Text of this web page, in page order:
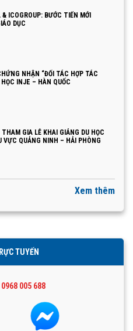
ICOGROUP: BƯỚC TIẾN MỚI
DỤC
NHẬN “ĐỐI TÁC HỢP TÁC
INJE – HÀN QUỐC
GIA LỄ KHAI GIẢNG DU HỌC
VỰC QUẢNG NINH – HẢI PHÒNG
Xem thêm
TUYẾN
0968 005 688